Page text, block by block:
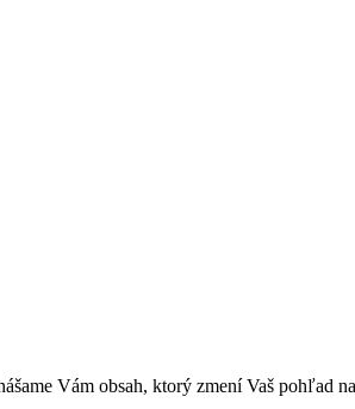
Vám obsah, ktorý zmení Vaš pohľad